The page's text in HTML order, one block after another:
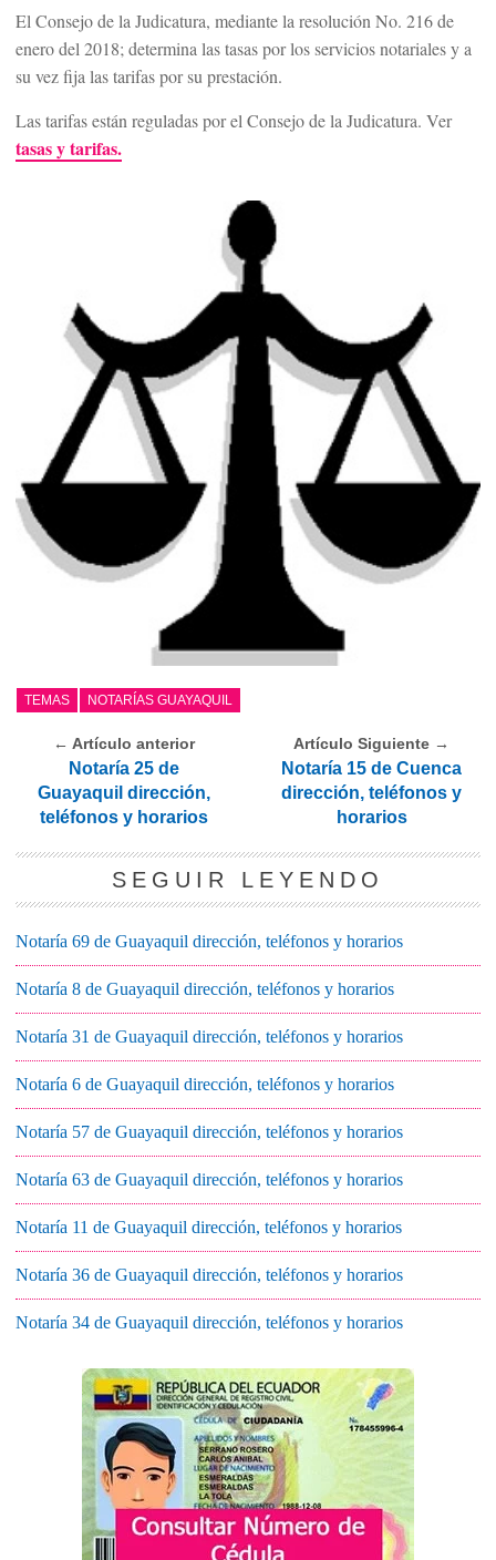
El Consejo de la Judicatura, mediante la resolución No. 216 de
enero del 2018; determina las tasas por los servicios notariales y a
su vez fija las tarifas por su prestación.
Las tarifas están reguladas por el Consejo de la Judicatura. Ver
tasas y tarifas.
TEMAS NOTARÍAS GUAYAQUIL
← Artículo anterior
Notaría 25 de
Guayaquil dirección,
teléfonos y horarios
Artículo Siguiente →
Notaría 15 de Cuenca
dirección, teléfonos y
horarios
SEGUIR LEYENDO
Notaría 69 de Guayaquil dirección, teléfonos y horarios
Notaría 8 de Guayaquil dirección, teléfonos y horarios
Notaría 31 de Guayaquil dirección, teléfonos y horarios
Notaría 6 de Guayaquil dirección, teléfonos y horarios
Notaría 57 de Guayaquil dirección, teléfonos y horarios
Notaría 63 de Guayaquil dirección, teléfonos y horarios
Notaría 11 de Guayaquil dirección, teléfonos y horarios
Notaría 36 de Guayaquil dirección, teléfonos y horarios
Notaría 34 de Guayaquil dirección, teléfonos y horarios